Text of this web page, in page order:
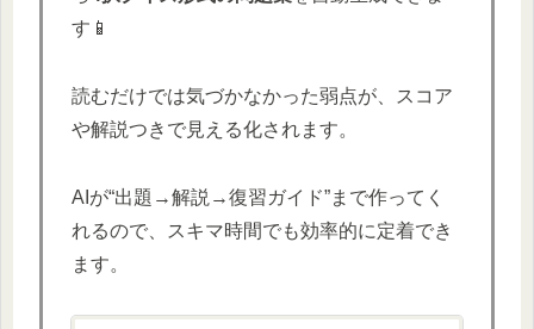
す📱
読むだけでは気づかなかった弱点が、スコア
や解説つきで見える化されます。
AIが“出題→解説→復習ガイド”まで作ってく
れるので、スキマ時間でも効率的に定着でき
ます。